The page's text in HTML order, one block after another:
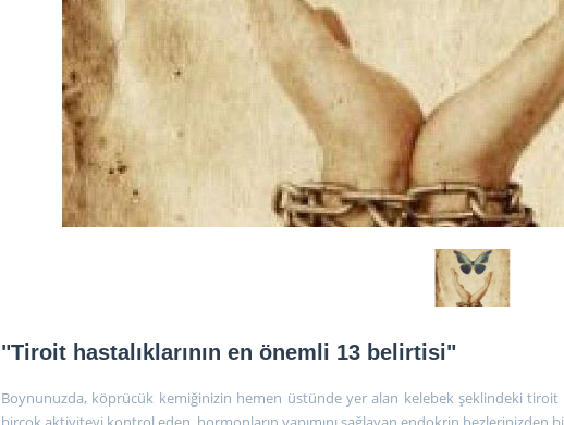
"Tiroit hastalıklarının en önemli 13 belirtisi"
Boynunuzda, köprücük kemiğinizin hemen üstünde yer alan kelebek şeklindeki